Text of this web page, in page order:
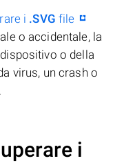
i .SVG file
o accidentale, la
o della
virus, un crash o
i